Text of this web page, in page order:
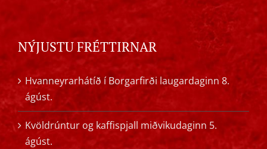
NÝJUSTU FRÉTTIRNAR
Hvanneyrarhátíð í Borgarfirði laugardaginn 8.
ágúst.
Kvöldrúntur og kaffispjall miðvikudaginn 5.
ágúst.